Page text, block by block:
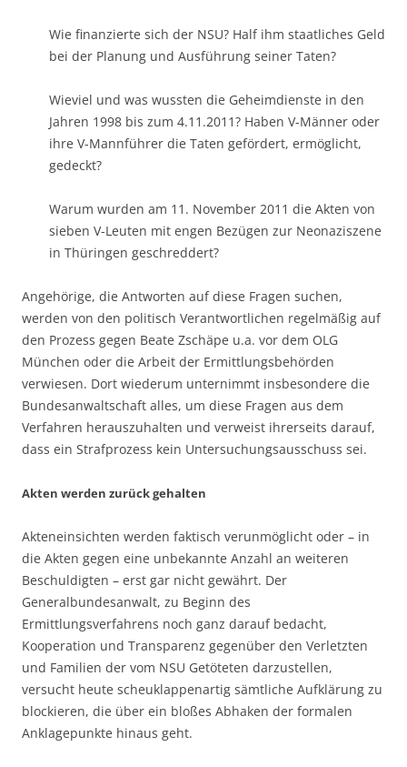
Wie finanzierte sich der NSU? Half ihm staatliches Geld
bei der Planung und Ausführung seiner Taten?
Wieviel und was wussten die Geheimdienste in den
Jahren 1998 bis zum 4.11.2011? Haben V-Männer oder
ihre V-Mannführer die Taten gefördert, ermöglicht,
gedeckt?
Warum wurden am 11. November 2011 die Akten von
sieben V-Leuten mit engen Bezügen zur Neonaziszene
in Thüringen geschreddert?
Angehörige, die Antworten auf diese Fragen suchen,
werden von den politisch Verantwortlichen regelmäßig auf
den Prozess gegen Beate Zschäpe u.a. vor dem OLG
München oder die Arbeit der Ermittlungsbehörden
verwiesen. Dort wiederum unternimmt insbesondere die
Bundesanwaltschaft alles, um diese Fragen aus dem
Verfahren herauszuhalten und verweist ihrerseits darauf,
dass ein Strafprozess kein Untersuchungsausschuss sei.
Akten werden zurück gehalten
Akteneinsichten werden faktisch verunmöglicht oder – in
die Akten gegen eine unbekannte Anzahl an weiteren
Beschuldigten – erst gar nicht gewährt. Der
Generalbundesanwalt, zu Beginn des
Ermittlungsverfahrens noch ganz darauf bedacht,
Kooperation und Transparenz gegenüber den Verletzten
und Familien der vom NSU Getöteten darzustellen,
versucht heute scheuklappenartig sämtliche Aufklärung zu
blockieren, die über ein bloßes Abhaken der formalen
Anklagepunkte hinaus geht.